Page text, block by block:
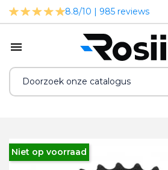
8.8/10 | 985 reviews
Niet op voorraad